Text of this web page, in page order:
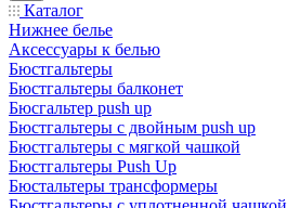
Каталог
Нижнее белье
Аксессуары к белью
Бюстгальтеры
Бюстгальтеры балконет
Бюсгальтер push up
Бюстгальтеры с двойным push up
Бюстгальтеры с мягкой чашкой
Бюстгальтеры Push Up
Бюстальтеры трансформеры